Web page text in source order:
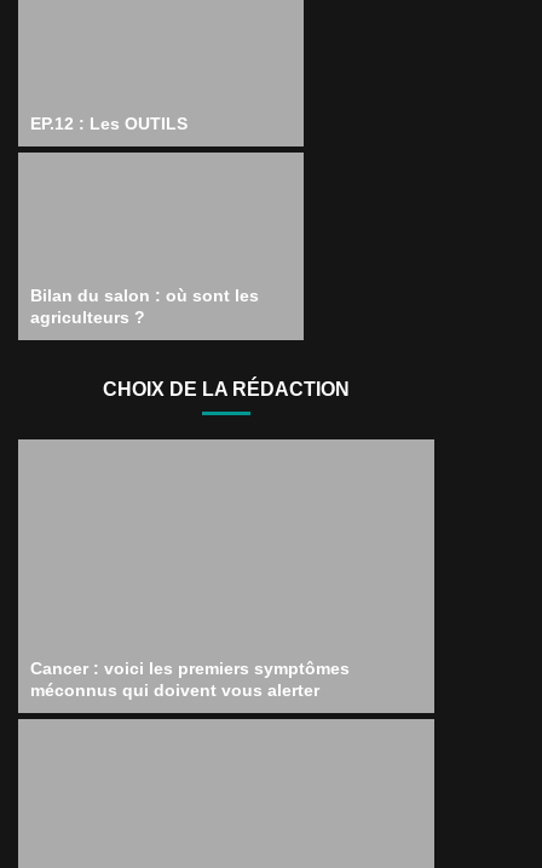
EP.12 : Les OUTILS
Bilan du salon : où sont les
agriculteurs ?
CHOIX DE LA RÉDACTION
Cancer : voici les premiers symptômes
méconnus qui doivent vous alerter